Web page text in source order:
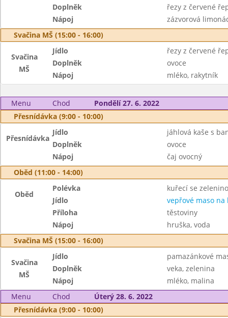
Doplněk
řezy z červené
Nápoj
zázvorová
Svačina MŠ (15:00 - 16:00)
Svačina
MŠ
Jídlo
řezy z červené
Doplněk
ovoce
Nápoj
mléko, rakytník
Menu Chod
Pondělí 27. 6. 2022
Přesnídávka (9:00 - 10:00)
Přesnídávka
Jídlo
jáhlová kaše s
Doplněk
ovoce
Nápoj
čaj ovocný
Oběd (11:00 - 14:00)
Oběd
Polévka
kuřecí se
Jídlo
vepřové maso na
Příloha
těstoviny
Nápoj
hruška, voda
Svačina MŠ (15:00 - 16:00)
Svačina
MŠ
Jídlo
pamazánkové
Doplněk
veka, zelenina
Nápoj
mléko, malina
Menu
Chod
Úterý 28. 6. 2022
Přesnídávka (9:00 - 10:00)